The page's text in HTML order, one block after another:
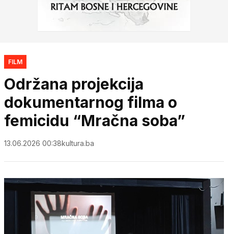
FILM
Održana projekcija
dokumentarnog filma o
femicidu “Mračna soba”
13.06.2026 00:38kultura.ba